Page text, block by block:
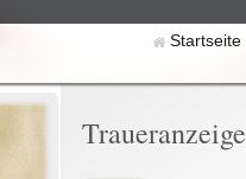
Startseite
Traueranzeige